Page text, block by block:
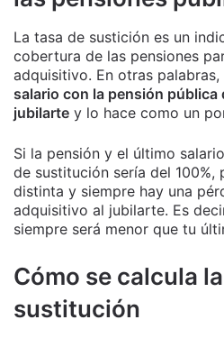
La tasa de sustición es un
cobertura de las pensiones
adquisitivo. En otras palabras,
salario con la pensión pública
jubilarte y lo hace como un
Si la pensión y el último
de sustitución sería del 100%,
distinta y siempre hay una
adquisitivo al jubilarte. Es
siempre será menor que tu
Cómo se calcula
sustitución